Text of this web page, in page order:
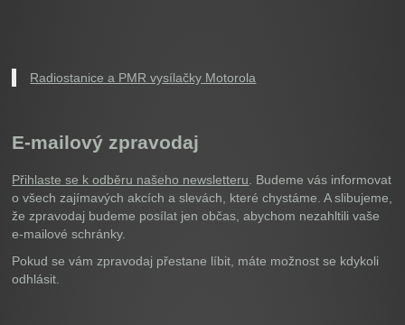
Radiostanice a PMR vysílačky Motorola
E-mailový zpravodaj
Přihlaste se k odběru našeho newsletteru . Budeme vás informovat
o všech zajímavých akcích a slevách, které chystáme. A slibujeme,
že zpravodaj budeme posílat jen občas, abychom nezahltili vaše
e-mailové schránky.
Pokud se vám zpravodaj přestane líbit, máte možnost se kdykoli
odhlásit.